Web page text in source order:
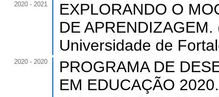
2020 - 2021
EXPLORANDO O
DE
Universidade de
2020 - 2020
PROGRAMA DE
EM EDUCAÇÃO